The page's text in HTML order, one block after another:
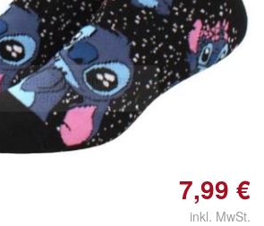
Doppelt antippen zum
vergrößern
7,99 €
inkl. MwSt.